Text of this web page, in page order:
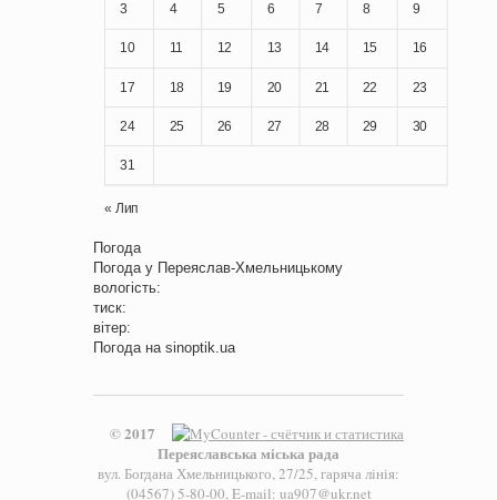
3 4 5 6 7 8 9
10 11 12 13 14 15 16
17 18 19 20 21 22 23
24 25 26 27 28 29 30
31
« Лип
Погода
Погода у Переяслав-Хмельницькому
вологість:
тиск:
вітер:
Погода на sinoptik.ua
© 2017
Переяславська міська рада
вул. Богдана Хмельницького, 27/25, гаряча лінія:
(04567) 5-80-00, E-mail: ua907@ukr.net